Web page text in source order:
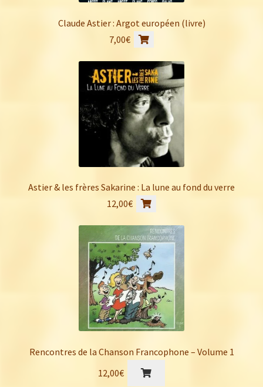
Claude Astier : Argot européen (livre)
7,00€
Astier & les frères Sakarine : La lune au fond du verre
12,00€
Rencontres de la Chanson Francophone – Volume 1
12,00€